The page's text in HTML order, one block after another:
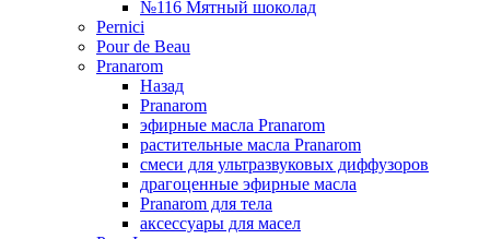
№116 Мятный шоколад
Pernici
Pour de Beau
Pranarom
Назад
Pranarom
эфирные масла Pranarom
растительные масла Pranarom
смеси для ультразвуковых диффузоров
драгоценные эфирные масла
Pranarom для тела
аксессуары для масел